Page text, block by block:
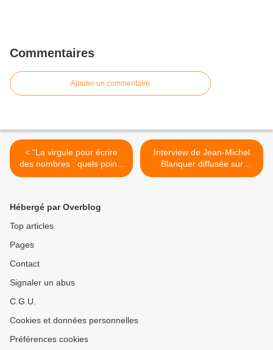
Commentaires
Ajouter un commentaire
< "La virgule pour écrire
des nombres : quels points
de vigilance ?" (vidéo de
Interview de Jean-Michel
Blanquer diffusée sur
France Info le 19 janvier
Hébergé par Overblog
Top articles
Pages
Contact
Signaler un abus
C.G.U.
Cookies et données personnelles
Préférences cookies